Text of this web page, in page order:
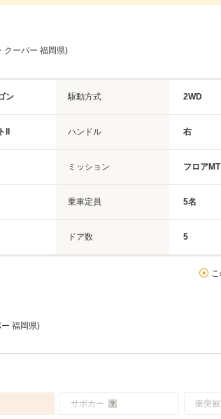
クーパー 福岡県)
ン 駆動方式 2WD
ハンドル 右
ミッション フロア
乗車定員 5名
ドア数 5
福岡県)
サポカー 衝突